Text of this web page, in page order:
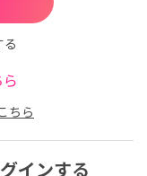
ちら
インする